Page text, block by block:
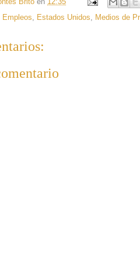
Empleos Estados Unidos Medios de